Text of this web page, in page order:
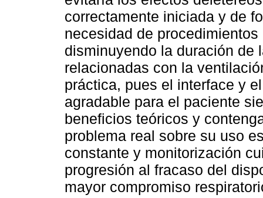
correctamente iniciada y de
necesidad de
disminuyendo la duración de
relacionadas con la
práctica, pues el interface y
agradable para el paciente
beneficios teóricos y
problema real sobre su uso
constante y monitorización
progresión al fracaso del
mayor compromiso